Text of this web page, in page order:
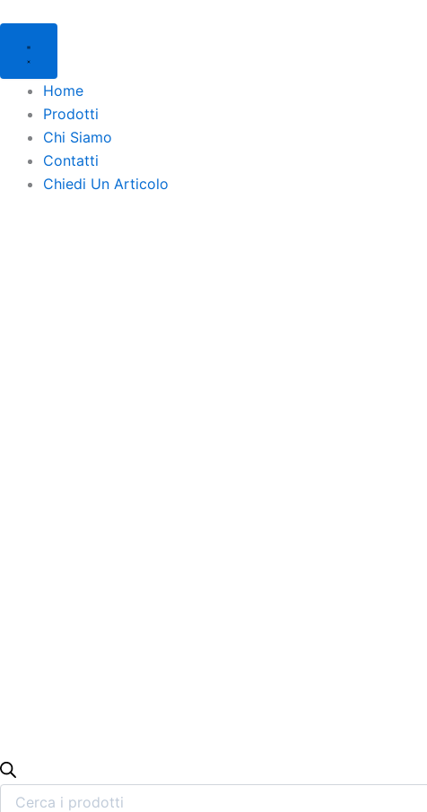
contenuto
Home
Prodotti
Chi Siamo
Contatti
Chiedi Un Articolo
search
search